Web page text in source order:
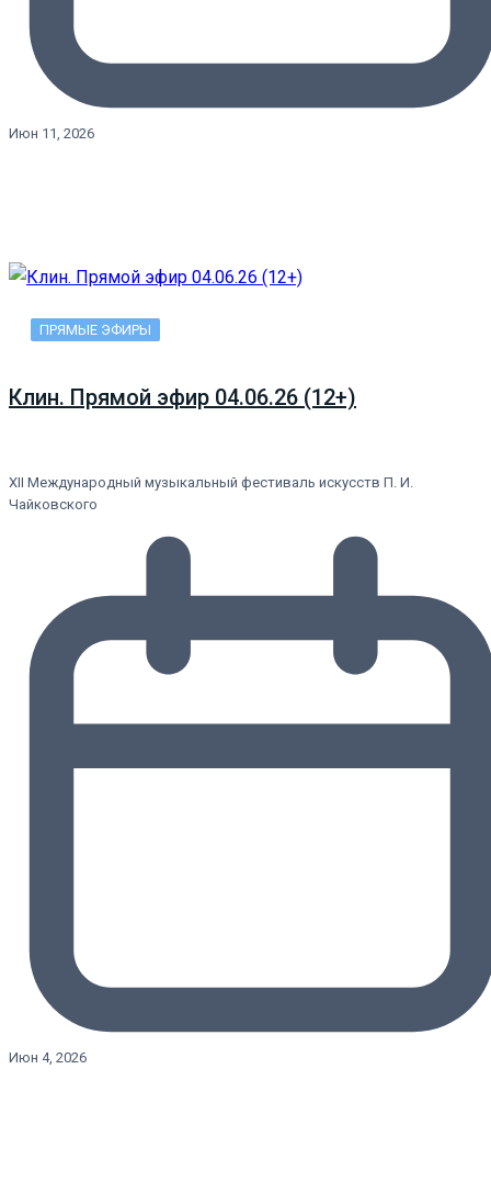
Июн 11, 2026
ПРЯМЫЕ ЭФИРЫ
Клин. Прямой эфир 04.06.26 (12+)
XII Международный музыкальный фестиваль искусств П. И.
Чайковского
Июн 4, 2026